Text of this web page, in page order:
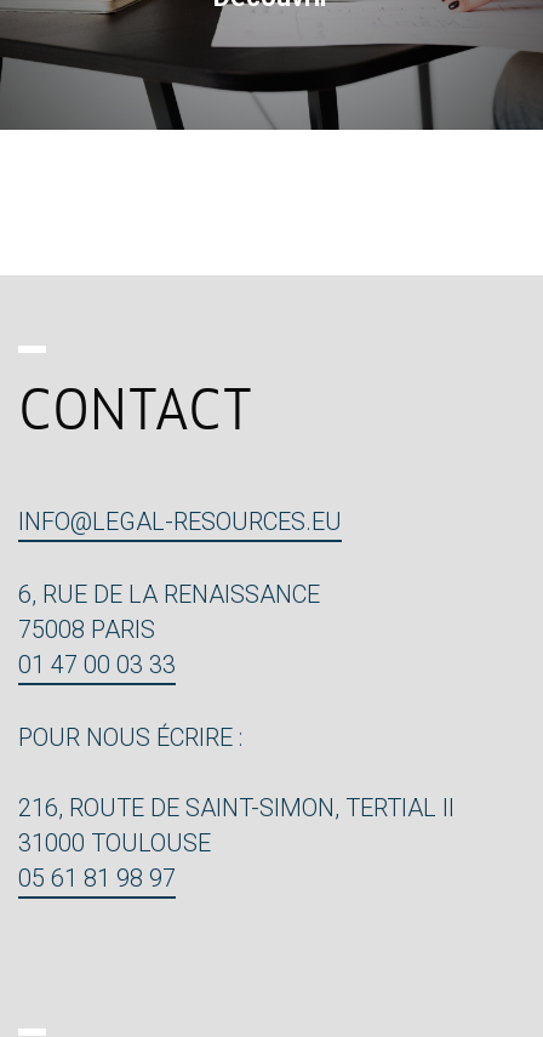
CONTACT
INFO@LEGAL-RESOURCES.EU
6, RUE DE LA RENAISSANCE
75008 PARIS
01 47 00 03 33
POUR NOUS ÉCRIRE :
216, ROUTE DE SAINT-SIMON, TERTIAL II
31000 TOULOUSE
05 61 81 98 97